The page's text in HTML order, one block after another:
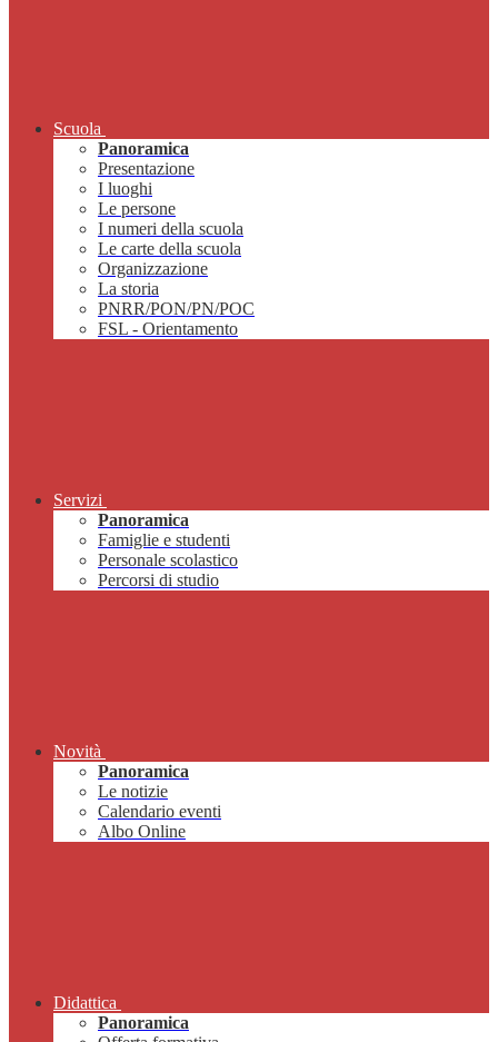
Scuola
Panoramica
Presentazione
I luoghi
Le persone
I numeri della scuola
Le carte della scuola
Organizzazione
La storia
PNRR/PON/PN/POC
FSL - Orientamento
Servizi
Panoramica
Famiglie e studenti
Personale scolastico
Percorsi di studio
Novità
Panoramica
Le notizie
Calendario eventi
Albo Online
Didattica
Panoramica